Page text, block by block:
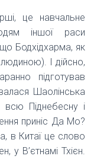
це навчальне
іншої раси
Бодхідхарма, як
І дійсно,
підготував
Шаолінська
Піднебесну і
приніс Да Мо?
в Китаї це слово
у В’єтнамі Тхієн.